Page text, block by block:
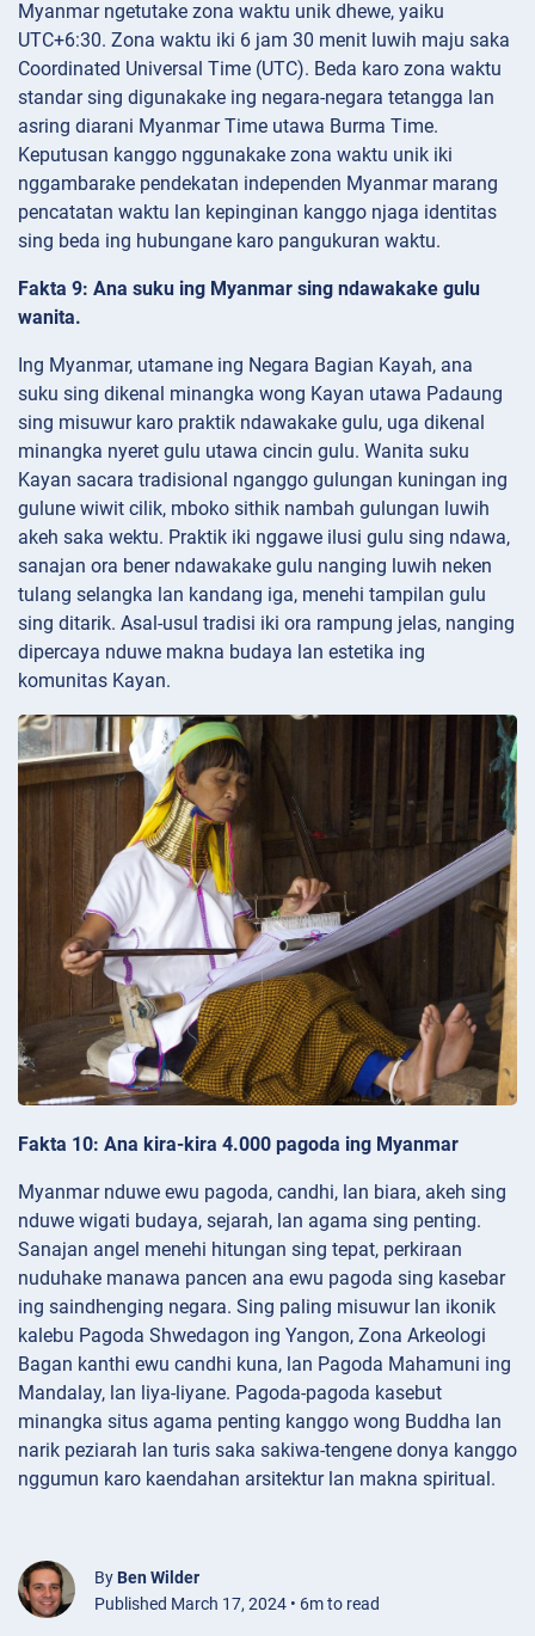
Myanmar ngetutake zona waktu unik dhewe, yaiku
UTC+6:30. Zona waktu iki 6 jam 30 menit luwih maju saka
Coordinated Universal Time (UTC). Beda karo zona waktu
standar sing digunakake ing negara-negara tetangga lan
asring diarani Myanmar Time utawa Burma Time.
Keputusan kanggo nggunakake zona waktu unik iki
nggambarake pendekatan independen Myanmar marang
pencatatan waktu lan kepinginan kanggo njaga identitas
sing beda ing hubungane karo pangukuran waktu.
Fakta 9: Ana suku ing Myanmar sing ndawakake gulu
wanita.
Ing Myanmar, utamane ing Negara Bagian Kayah, ana
suku sing dikenal minangka wong Kayan utawa Padaung
sing misuwur karo praktik ndawakake gulu, uga dikenal
minangka nyeret gulu utawa cincin gulu. Wanita suku
Kayan sacara tradisional nganggo gulungan kuningan ing
gulune wiwit cilik, mboko sithik nambah gulungan luwih
akeh saka wektu. Praktik iki nggawe ilusi gulu sing ndawa,
sanajan ora bener ndawakake gulu nanging luwih neken
tulang selangka lan kandang iga, menehi tampilan gulu
sing ditarik. Asal-usul tradisi iki ora rampung jelas, nanging
dipercaya nduwe makna budaya lan estetika ing
komunitas Kayan.
Fakta 10: Ana kira-kira 4.000 pagoda ing Myanmar
Myanmar nduwe ewu pagoda, candhi, lan biara, akeh sing
nduwe wigati budaya, sejarah, lan agama sing penting.
Sanajan angel menehi hitungan sing tepat, perkiraan
nuduhake manawa pancen ana ewu pagoda sing kasebar
ing saindhenging negara. Sing paling misuwur lan ikonik
kalebu Pagoda Shwedagon ing Yangon, Zona Arkeologi
Bagan kanthi ewu candhi kuna, lan Pagoda Mahamuni ing
Mandalay, lan liya-liyane. Pagoda-pagoda kasebut
minangka situs agama penting kanggo wong Buddha lan
narik peziarah lan turis saka sakiwa-tengene donya kanggo
nggumun karo kaendahan arsitektur lan makna spiritual.
By Ben Wilder
Published March 17, 2024 • 6m to read